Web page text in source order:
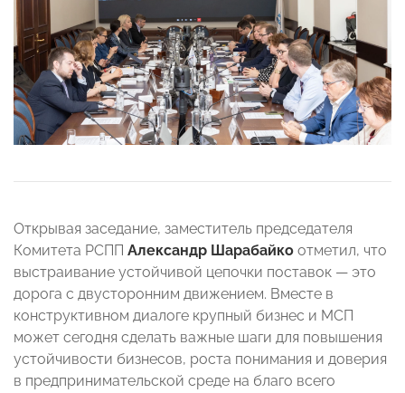
Открывая заседание, заместитель председателя
Комитета РСПП Александр Шарабайко отметил, что
выстраивание устойчивой цепочки поставок — это
дорога с двусторонним движением. Вместе в
конструктивном диалоге крупный бизнес и МСП
может сегодня сделать важные шаги для повышения
устойчивости бизнесов, роста понимания и доверия
в предпринимательской среде на благо всего